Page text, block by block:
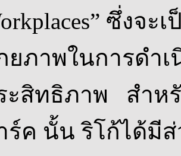
ซึ่งจ
ยภาพในการดำ
ะสิทธิภาพ สำห
ร์ค นั้น ริโก้ได้มี